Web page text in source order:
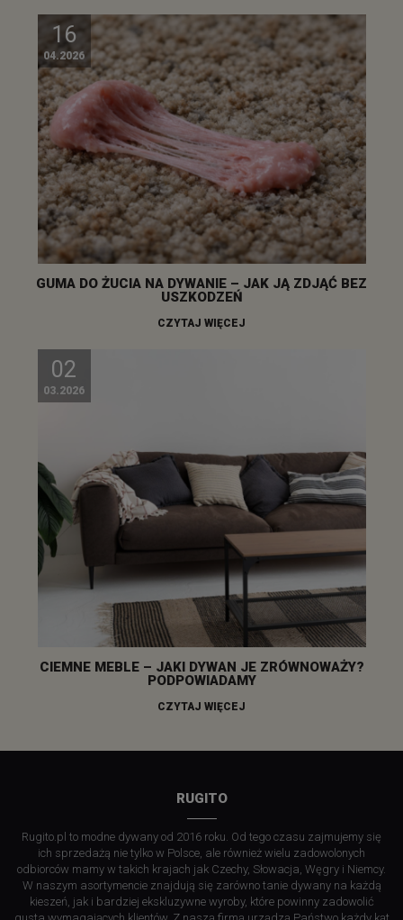
16
04.2026
GUMA DO ŻUCIA NA DYWANIE – JAK JĄ ZDJĄĆ BEZ
USZKODZEŃ
CZYTAJ WIĘCEJ
02
03.2026
CIEMNE MEBLE – JAKI DYWAN JE ZRÓWNOWAŻY?
PODPOWIADAMY
CZYTAJ WIĘCEJ
RUGITO
Rugito.pl to modne dywany od 2016 roku. Od tego czasu zajmujemy się
ich sprzedażą nie tylko w Polsce, ale również wielu zadowolonych
odbiorców mamy w takich krajach jak Czechy, Słowacja, Węgry i Niemcy.
W naszym asortymencie znajdują się zarówno tanie dywany na każdą
kieszeń, jak i bardziej ekskluzywne wyroby, które powinny zadowolić